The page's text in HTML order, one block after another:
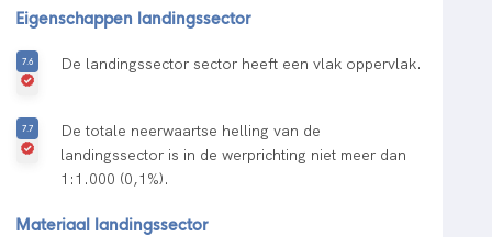
Eigenschappen landingssector
De landingssector sector heeft een vlak oppervlak.
De totale neerwaartse helling van de
landingssector is in de werprichting niet meer dan
1:1.000 (0,1%).
Materiaal landingssector